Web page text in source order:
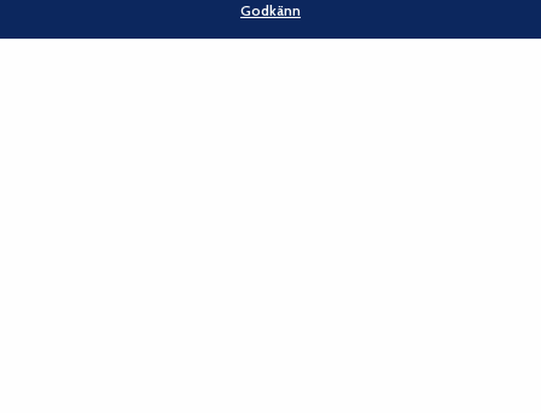
Följ oss
Godkänn